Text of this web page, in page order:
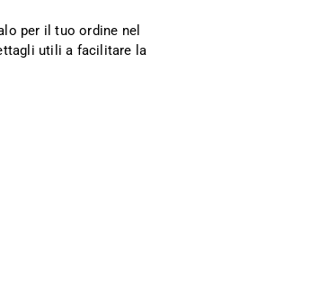
per il tuo ordine nel
utili a facilitare la